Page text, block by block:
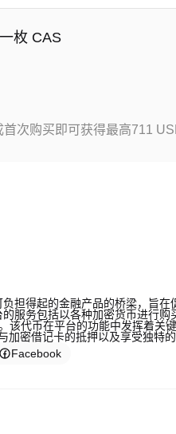
枚 CAS
次购买即可获得最高711
担得起的金融产品的桥梁，旨
服务包括以各种加密货币进行购
该代币在平台的功能中发挥着关
加密借记卡的抵押以及享受独特
Facebook